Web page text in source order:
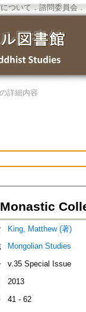
ついて ． 諮問委員会 ．
詳細内容
King, Matthew (著)
Mongolian Studies
v.35 Special Issue
2013
41 - 62